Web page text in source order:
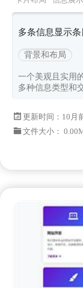
多条信息显示
背景和布局
一个美观且实用
多种信息类型和
更新时间： 10月
文件大小：